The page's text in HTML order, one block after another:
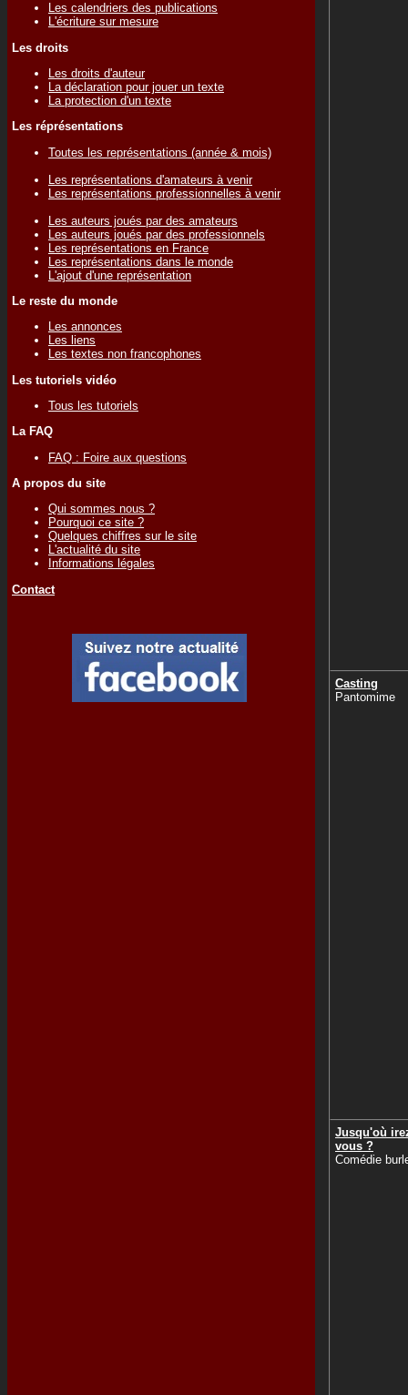
Les calendriers des publications
L'écriture sur mesure
Les droits
Les droits d'auteur
La déclaration pour jouer un texte
La protection d'un texte
Les réprésentations
Toutes les représentations (année & mois)
Les représentations d'amateurs à venir
Les représentations professionnelles à venir
Les auteurs joués par des amateurs
Les auteurs joués par des professionnels
Les représentations en France
Les représentations dans le monde
L'ajout d'une représentation
Le reste du monde
Les annonces
Les liens
Les textes non francophones
Les tutoriels vidéo
Tous les tutoriels
La FAQ
FAQ : Foire aux questions
A propos du site
Qui sommes nous ?
Pourquoi ce site ?
Quelques chiffres sur le site
L'actualité du site
Informations légales
Contact
Casting
Pantomime
Jusqu'où
vous ?
Comédie